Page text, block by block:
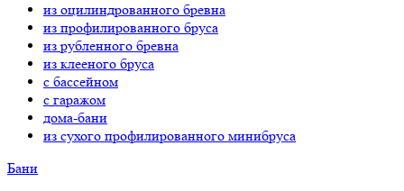
из оцилиндрованного бревна
из профилированного бруса
из рубленного бревна
из клееного бруса
с бассейном
с гаражом
дома-бани
из сухого профилированного минибруса
Бани